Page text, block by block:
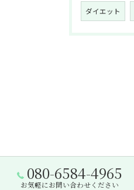
ダイエット
080-6584-4965
お気軽にお問い合わせください